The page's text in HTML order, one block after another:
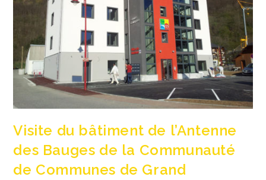
Visite du bâtiment de l’Antenne
des Bauges de la Communauté
de Communes de Grand